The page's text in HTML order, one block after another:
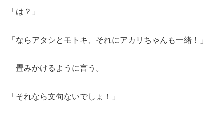
「は？」
「ならアタシとモトキ、それにアカリちゃんも一緒！」
畳みかけるように言う。
「それなら文句ないでしょ！」